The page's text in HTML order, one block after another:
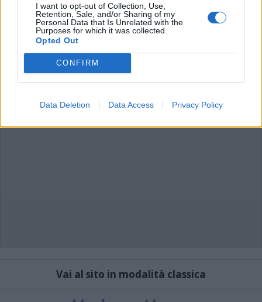
I want to opt-out of Collection, Use,
Retention, Sale, and/or Sharing of my
Personal Data that Is Unrelated with the
Purposes for which it was collected.
Opted Out
CONFIRM
Data Deletion Data Access Privacy Policy
Vai al sito in modalità classica